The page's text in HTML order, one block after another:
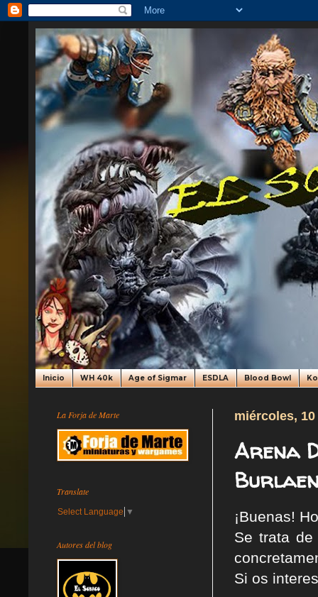
Inicio WH 40k Age of Sigmar ESDLA Blood Bowl
miércoles,
Arena
¡Buenas!
Se trata de
Si os
La Forja de Marte
Translate
Select Language ▼
Autores del blog